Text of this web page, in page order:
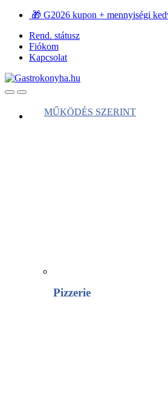
Ugrás
navigációhoz
Ugrás
tartalomra
🎁 G2026 kupon + mennyiségi
Rend. státusz
Fiókom
Kapcsolat
OpenClose
MŰKÖDÉS SZERINT
Pizzerie